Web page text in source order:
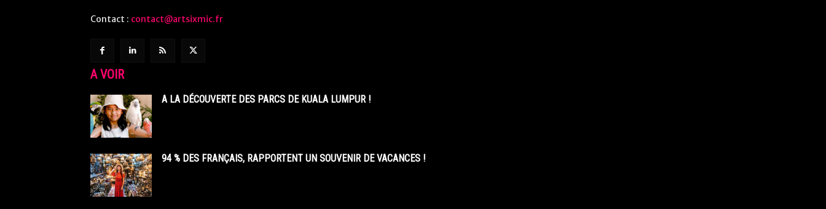
Contact : contact@artsixmic.fr
A VOIR
A LA DÉCOUVERTE DES PARCS DE KUALA LUMPUR !
94 % DES FRANÇAIS, RAPPORTENT UN SOUVENIR DE VACANCES !